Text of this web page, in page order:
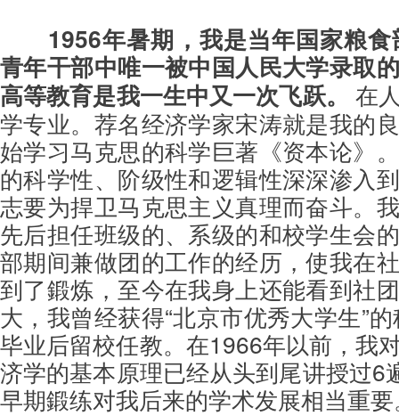
1956年暑期，我是当年国家粮
青年干部中唯一被中国人民大学录取
高等教育是我一生中又一次飞跃。
在
学专业。荐名经济学家宋涛就是我的
始学习马克思的科学巨著《资本论》
的科学性、阶级性和逻辑性深深渗入
志要为捍卫马克思主义真理而奋斗。
先后担任班级的、系级的和校学生会
部期间兼做团的工作的经历，使我在
到了鍛炼，至今在我身上还能看到社
大，我曾经获得“北京市优秀大学生”
毕业后留校任教。在1966年以前，我
济学的基本原理已经从头到尾讲授过6
早期鍛练对我后来的学术发展相当重